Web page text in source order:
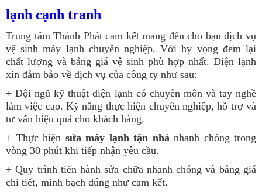
lạnh cạnh tranh
Trung tâm Thành Phát cam kết mang đến cho bạn dịch vụ
vệ sinh máy lạnh chuyên nghiệp. Với hy vọng đem lại
chất lượng và bảng giá vệ sinh phù hợp nhất. Điện lạnh
xin đảm bảo về dịch vụ của công ty như sau:
+ Đội ngũ kỹ thuật điện lạnh có chuyên môn và tay nghề
làm việc cao. Kỹ năng thực hiện chuyên nghiệp, hỗ trợ và
tư vấn hiệu quả cho khách hàng.
+ Thực hiện sửa máy lạnh tận nhànhanh chóng trong
vòng 30 phút khi tiếp nhận yêu cầu.
+ Quy trình tiến hành sửa chữa nhanh chóng và bảng giá
chi tiết, minh bạch đúng như cam kết.